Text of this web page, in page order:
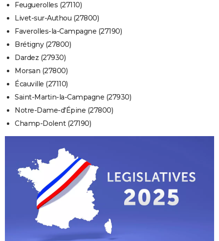
Feuguerolles (27110)
Livet-sur-Authou (27800)
Faverolles-la-Campagne (27190)
Brétigny (27800)
Dardez (27930)
Morsan (27800)
Écauville (27110)
Saint-Martin-la-Campagne (27930)
Notre-Dame-d'Épine (27800)
Champ-Dolent (27190)